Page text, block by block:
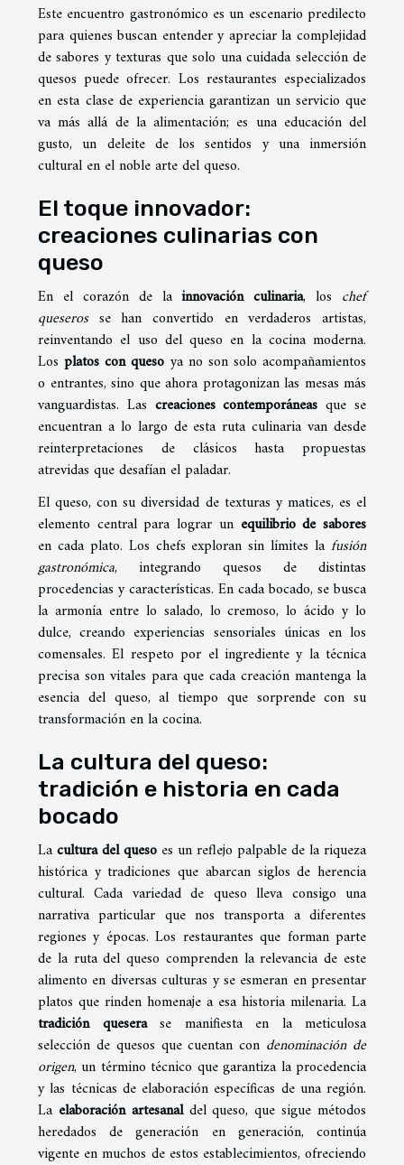
Este encuentro gastronómico es un escenario predilecto
para quienes buscan entender y apreciar la complejidad
de sabores y texturas que solo una cuidada selección de
quesos puede ofrecer. Los restaurantes especializados
en esta clase de experiencia garantizan un servicio que
va más allá de la alimentación; es una educación del
gusto, un deleite de los sentidos y una inmersión
cultural en el noble arte del queso.
El toque innovador:
creaciones culinarias con
queso
En el corazón de lainnovación culinaria, los chef
queserosse han convertido en verdaderos artistas,
reinventando el uso del queso en la cocina moderna.
Losplatos con queso ya no son solo acompañamientos
o entrantes, sino que ahora protagonizan las mesas más
vanguardistas. Las creaciones contemporáneas que se
encuentran a lo largo de esta ruta culinaria van desde
reinterpretaciones de clásicos hasta propuestas
atrevidas que desafían el paladar.
El queso, con su diversidad de texturas y matices, es el
elemento central para lograr un equilibrio de sabores
en cada plato. Los chefs exploran sin límites la fusión
gastronómica, integrando quesos de distintas
procedencias y características. En cada bocado, se busca
la armonía entre lo salado, lo cremoso, lo ácido y lo
dulce, creando experiencias sensoriales únicas en los
comensales. El respeto por el ingrediente y la técnica
precisa son vitales para que cada creación mantenga la
esencia del queso, al tiempo que sorprende con su
transformación en la cocina.
La cultura del queso:
tradición e historia en cada
bocado
Lacultura del queso es un reflejo palpable de la riqueza
histórica y tradiciones que abarcan siglos de herencia
cultural. Cada variedad de queso lleva consigo una
narrativa particular que nos transporta a diferentes
regiones y épocas. Los restaurantes que forman parte
de la ruta del queso comprenden la relevancia de este
alimento en diversas culturas y se esmeran en presentar
platos que rinden homenaje a esa historia milenaria. La
tradición queserase manifiesta en la meticulosa
selección de quesos que cuentan con denominación de
origen, un término técnico que garantiza la procedencia
y las técnicas de elaboración específicas de una región.
La elaboración artesanaldel queso, que sigue métodos
heredados de generación en generación, continúa
vigente en muchos de estos establecimientos, ofreciendo